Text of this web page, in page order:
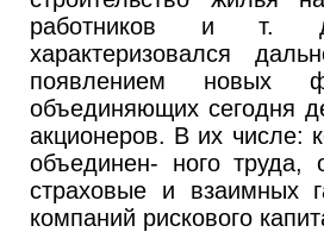
работников и т. д.
характеризовался
появлением новых
объединяющих сегодня
акционеров. В их числе:
объединен- ного труда,
страховые и взаимных
компаний рискового